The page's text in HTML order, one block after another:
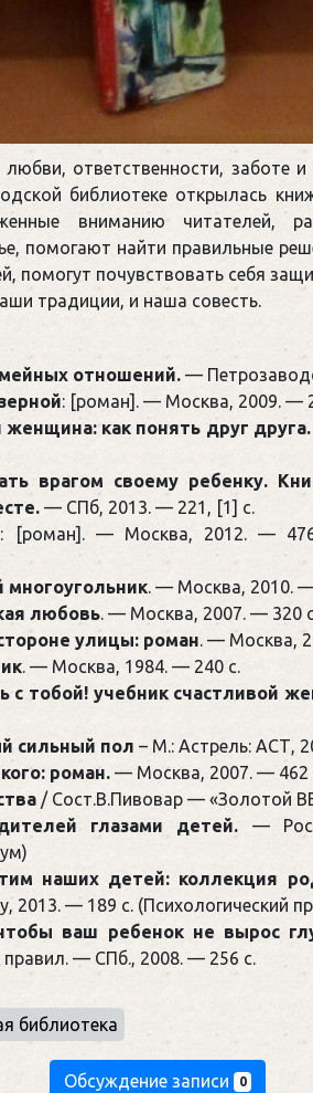
ответственности, заботе
библиотеке открылась
вниманию читателей,
помогают найти правильные
помогут почувствовать себя
традиции, и наша совесть.
отношений. —
: [роман]. — Москва, 2009. —
как понять друг друга.
врагом своему ребенку.
— СПб, 2013. — 221, [1] с.
: [роман]. — Москва, 2012. —
. — Москва, 2010.
любовь. — Москва, 2007. — 320
улицы: роман. — Москва,
. — Москва, 1984. — 240 с.
с тобой! учебник счастливой
сильный пол – М.: Астрель: АСТ,
роман. — Москва, 2007. — 462
/ Сост.В.Пивовар — «Золотой
глазами детей. —
наших детей: коллекция
— 189 с. (Психологический
ваш ребенок не вырос
правил. — СПб., 2008. — 256 с.
библиотека
Обсуждение записи 0